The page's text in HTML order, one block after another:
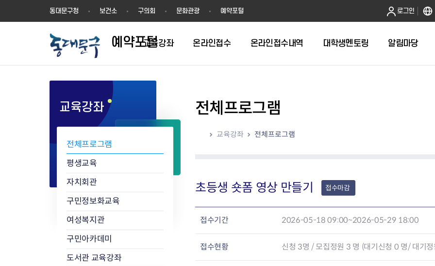
동대문구청 보건소 구의회 문화관광 예약포털 로그인
예약포털교육강좌
평생학습관
동네배움터
답십리2동 자치회관
장안1동 자치회관
장안2동 자치회관
전농1동 자치회관
전농2동 자치회관
청량리동 자치회관
온라인접수 온라인접수내역 대학생멘토링 알림마당
교육강좌
전체프로그램
평생교육
자치회관
구민정보화교육
여성복지관
구민아카데미
도서관 교육강좌
전체프로그램
교육강좌 전체프로그램
초등생 숏폼 영상 만들기 접수마감
접수기간 2026-05-18 09:00~2026-05-29 18:00
접수현황 신청 3명 / 모집정원 3 명 (대기신청 0 명/ 대기